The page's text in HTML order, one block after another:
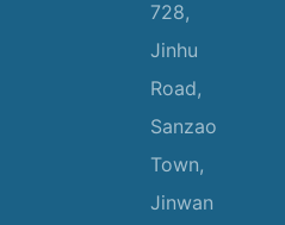
728,
Jinhu
Road,
Sanzao
Town,
Jinwan